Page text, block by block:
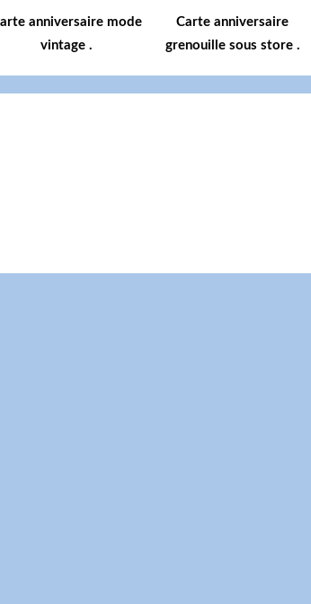
anniversaire mode
vintage .
Carte anniversaire
grenouille sous store .